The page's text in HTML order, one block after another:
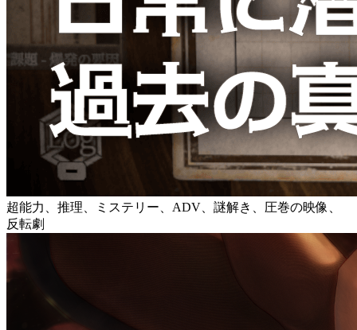
超能力、推理、ミステリー、ADV、謎解き、圧巻の映像、
反転劇